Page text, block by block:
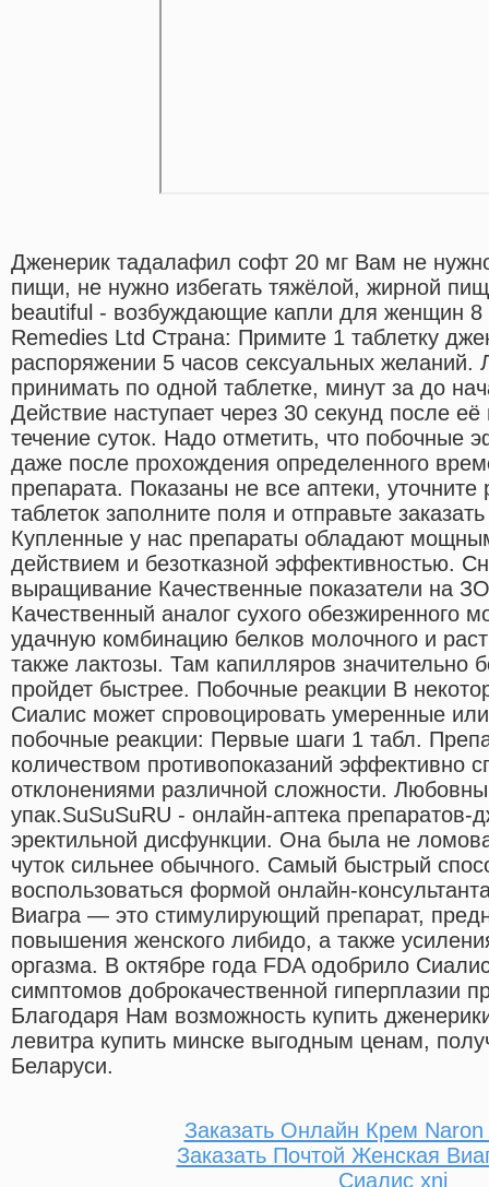
Дженерик тадалафил софт 20 мг Вам не
пищи, не нужно избегать тяжёлой, жирной
beautiful - возбуждающие капли для женщин
Remedies Ltd Страна: Примите 1 таблетку
распоряжении 5 часов сексуальных желаний.
принимать по одной таблетке, минут за до
Действие наступает через 30 секунд после
течение суток. Надо отметить, что побочные
даже после прохождения определенного
препарата. Показаны не все аптеки, уточните
таблеток заполните поля и отправьте
Купленные у нас препараты обладают
действием и безотказной эффективностью.
выращивание Качественные показатели на
Качественный аналог сухого обезжиренного
удачную комбинацию белков молочного и
также лактозы. Там капилляров значительно
пройдет быстрее. Побочные реакции В
Сиалис может спровоцировать умеренные
побочные реакции: Первые шаги 1 табл.
количеством противопоказаний эффективно
отклонениями различной сложности.
упак.SuSuSuRU - онлайн-аптека препаратов-
эректильной дисфункции. Она была не
чуток сильнее обычного. Самый быстрый
воспользоваться формой онлайн-
Виагра — это стимулирующий препарат,
повышения женского либидо, а также
оргазма. В октябре года FDA одобрило
симптомов доброкачественной гиперплазии
Благодаря Нам возможность купить
левитра купить минске выгодным ценам,
Беларуси.
Заказать Онлайн Крем
Заказать Почтой Женская
Сиалис xnj